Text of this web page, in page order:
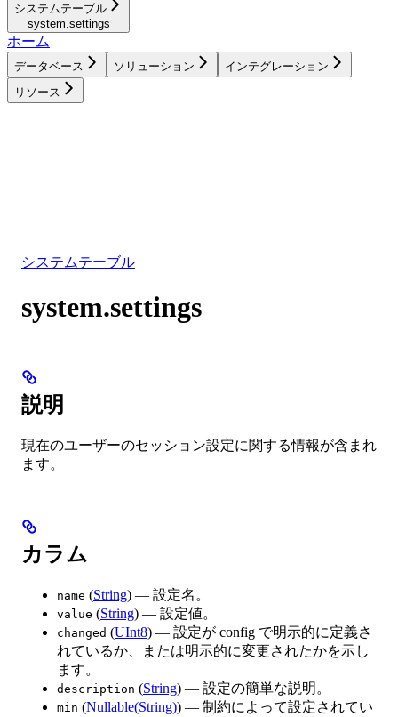
システムテーブル
system.settings
ホーム
データベース ソリューション
インテグレーション
リソース
システムテーブル
system.settings
説明
現在のユーザーのセッション設定に関する情報が含まれ
ます。
カラム
name (String) — 設定名。
value (String) — 設定値。
changed (UInt8) — 設定が config で明示的に定義さ
れているか、または明示的に変更されたかを示し
ます。
description (String) — 設定の簡単な説明。
min (Nullable(String)) — 制約によって設定されてい